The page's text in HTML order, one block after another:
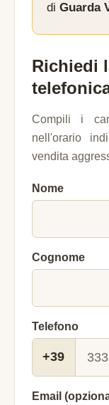
di Guarda
Richiedi
Compili i
nell'orario
vendita
Nome
Cognome
Telefono
+39
Email